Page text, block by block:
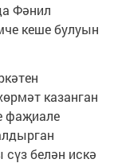
Фәнил
кеше булуын
казанган
фаҗиале
белән искә